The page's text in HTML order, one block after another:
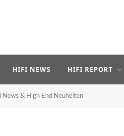
HIFI NEWS HIFI REPORT
News & High End Neuheiten